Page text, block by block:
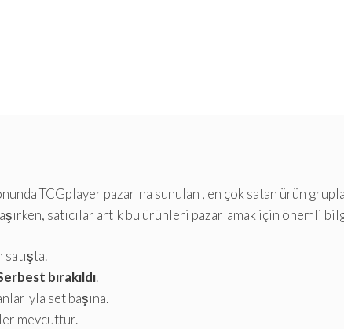
TCGplayer pazarına sunulan , en çok satan ürün
satıcılar artık bu ürünleri pazarlamak için önemli
satışta.
bırakıldı.
set başına.
mevcuttur.